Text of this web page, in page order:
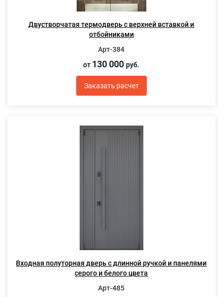
Двустворчатая термодверь с верхней вставкой и
отбойниками
Арт-384
от 130 000руб.
Заказать расчет
Входная полуторная дверь с длинной ручкой и панелями
серого и белого цвета
Арт-485